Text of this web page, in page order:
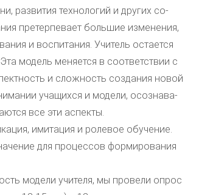
развития технологий и других со-
претерпевает большие изменения,
и воспитания. Учитель остается
модель меняется в соответствии с
и сложность создания новой
учащихся и модели, осознава-
все эти аспекты.
имитация и ролевое обучение.
для процессов формирования
модели учителя, мы провели опрос